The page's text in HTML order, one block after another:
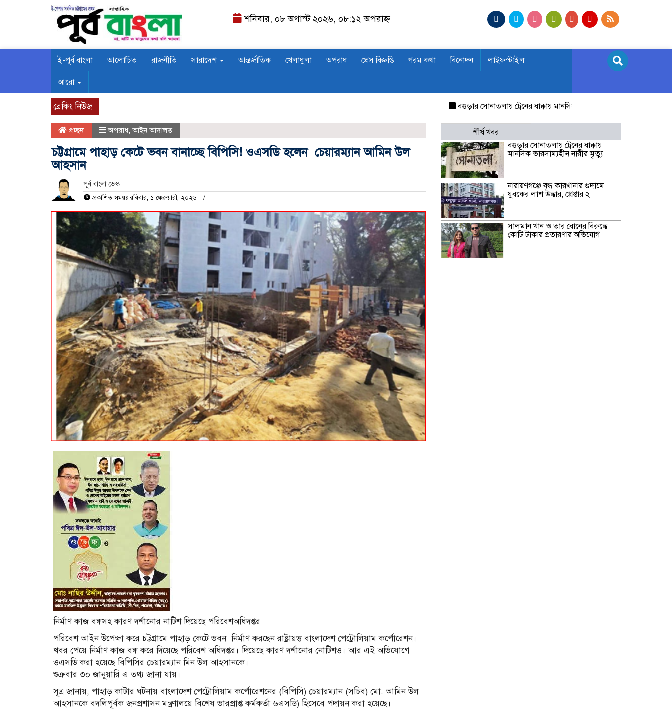
শনিবার, ০৮ অগাস্ট ২০২৬, ০৮:১২ অপরাহ্ন
ই-পূর্ব বাংলা আলোচিত রাজনীতি সারাদেশ আন্তর্জাতিক খেলাধুলা অপরাধ প্রেস বিজ্ঞপ্তি গরম কথা বিনোদন লাইফস্টাইল
আরো
ব্রেকিং নিউজ বগুড়ার সোনাতলায় ট্রেনের ধাক্কায় মানসিক ভারসাম্যহীন নারীর মৃত্যু
প্রচ্ছদ অপরাধ, আইন আদালত
চট্টগ্রামে পাহাড় কেটে ভবন বানাচ্ছে বিপিসি! ওএসডি হলেন চেয়ারম্যান আমিন উল
আহসান
পূর্ব বাংলা ডেস্ক
প্রকাশিত সময়ঃ রবিবার, ১ ফেব্রুয়ারী, ২০২৬
নির্মাণ কাজ বন্ধসহ কারণ দর্শানোর নাটিশ দিয়েছে পরিবেশঅধিদপ্তর
পরিবেশ আইন উপেক্ষা করে চট্টগ্রামে পাহাড় কেটে ভবন নির্মাণ করছেন রাষ্ট্রায়ত্ত বাংলাদেশ পেট্রোলিয়াম কর্পোরেশন।
খবর পেয়ে নির্মাণ কাজ বন্ধ করে দিয়েছে পরিবেশ অধিদপ্তর। দিয়েছে কারণ দর্শানোর নোটিশও। আর এই অভিযোগে
ওএসডি করা হয়েছে বিপিসির চেয়ারম্যান মিন উল আহসানকে।
শুক্রবার ৩০ জানুয়ারি এ তথ্য জানা যায়।
সূত্র জানায়, পাহাড় কাটার ঘটনায় বাংলাদেশ পেট্রোলিয়াম কর্পোরেশনের (বিপিসি) চেয়ারম্যান (সচিব) মো. আমিন উল
আহসানকে বদলিপূর্বক জনপ্রশাসন মন্ত্রণালয়ে বিশেষ ভারপ্রাপ্ত কর্মকর্তা ৬এসডি) হিসেবে পদায়ন করা হয়েছে।
শীর্ষ খবর
বগুড়ার সোনাতলায় ট্রেনের ধাক্কায়
মানসিক ভারসাম্যহীন নারীর মৃত্যু
নারায়ণগঞ্জে বন্ধ কারখানার গুদামে
যুবকের লাশ উদ্ধার, গ্রেপ্তার ২
সালমান খান ও তার বোনের বিরুদ্ধে
কোটি টাকার প্রতারণার অভিযোগ